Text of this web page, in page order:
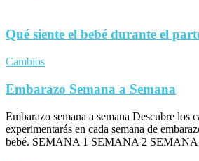
Qué siente el bebé durante el
Cambios
Embarazo Semana a Semana
Embarazo semana a semana Descubre los
experimentarás en cada semana de
bebé. SEMANA 1 SEMANA 2